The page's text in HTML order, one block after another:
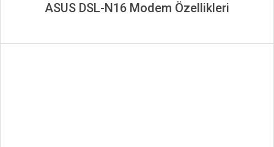
ASUS DSL-N16 Modem Özellikleri